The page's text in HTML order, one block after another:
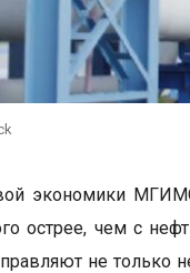
экономики
острее, чем с
не